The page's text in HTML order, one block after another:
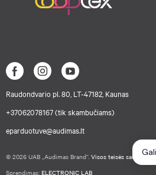
Raudondvario pl. 80, LT-47182, Kaunas
+37062078167 (tik skambučiams)
eparduotuve@audimas.lt
© 2026 UAB „Audimas Brand“. Visos teisės saugomos.
Sprendimas: ELECTRONIC LAB